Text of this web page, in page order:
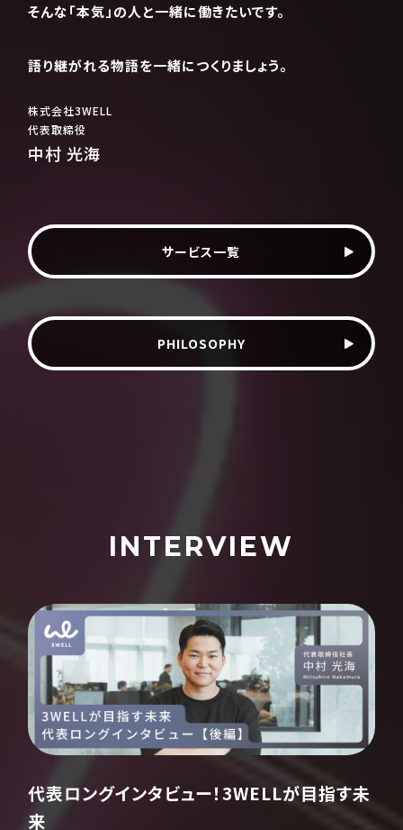
そんな「本気」の人と一緒に働きたいです。
語り継がれる物語を一緒につくりましょう。
株式会社3WELL
代表取締役
中村 光海
サービス一覧
PHILOSOPHY
INTERVIEW
代表ロングインタビュー！3WELLが目指す未
来